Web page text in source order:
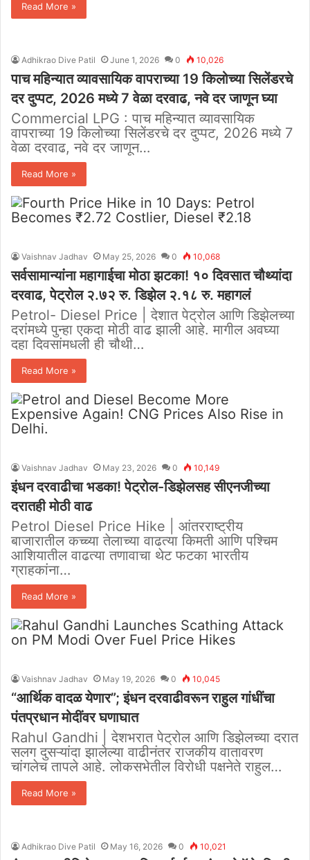
Read More »
Adhikrao Dive Patil June 1, 2026 0 10,026
पाच महिन्यात व्यावसायिक वापराच्या 19 किलोच्या सिलेंडरचे
दर दुप्पट, 2026 मध्ये 7 वेळा दरवाढ, नवे दर जाणून घ्या
Commercial LPG : पाच महिन्यात व्यावसायिक
वापराच्या 19 किलोच्या सिलेंडरचे दर दुप्पट, 2026 मध्ये 7
वेळा दरवाढ, नवे दर जाणून…
Read More »
Vaishnav Jadhav May 25, 2026 0 10,068
सर्वसामान्यांना महागाईचा मोठा झटका! १० दिवसात चौथ्यांदा
दरवाढ, पेट्रोल २.७२ रु. डिझेल २.१८ रु. महागलं
Petrol- Diesel Price | देशात पेट्रोल आणि डिझेलच्या
दरांमध्ये पुन्हा एकदा मोठी वाढ झाली आहे. मागील अवघ्या
दहा दिवसांमधली ही चौथी…
Read More »
Vaishnav Jadhav May 23, 2026 0 10,149
इंधन दरवाढीचा भडका! पेट्रोल-डिझेलसह सीएनजीच्या
दरातही मोठी वाढ
Petrol Diesel Price Hike | आंतरराष्ट्रीय
बाजारातील कच्च्या तेलाच्या वाढत्या किमती आणि पश्चिम
आशियातील वाढत्या तणावाचा थेट फटका भारतीय
ग्राहकांना…
Read More »
Vaishnav Jadhav May 19, 2026 0 10,045
“आर्थिक वादळ येणार”; इंधन दरवाढीवरून राहुल गांधींचा
पंतप्रधान मोदींवर घणाघात
Rahul Gandhi | देशभरात पेट्रोल आणि डिझेलच्या दरात
सलग दुसऱ्यांदा झालेल्या वाढीनंतर राजकीय वातावरण
चांगलेच तापले आहे. लोकसभेतील विरोधी पक्षनेते राहुल…
Read More »
Adhikrao Dive Patil May 16, 2026 0 10,021